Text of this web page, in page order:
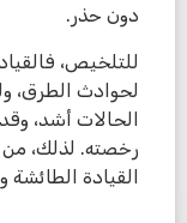
دون حذر.
للتلخيص،
لحوادث الطرق،
الحالات أشد،
رخصته. لذلك، من
القيادة الطائشة